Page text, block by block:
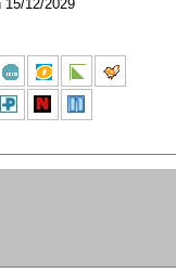
15/12/2029